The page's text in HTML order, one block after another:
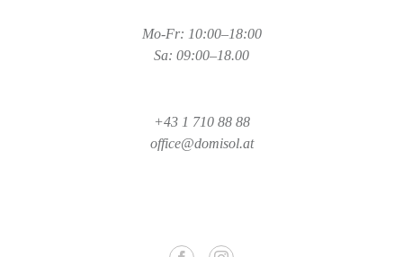
Mo-Fr: 10:00–18:00
Sa: 09:00–18.00
+43 1 710 88 88
office@domisol.at